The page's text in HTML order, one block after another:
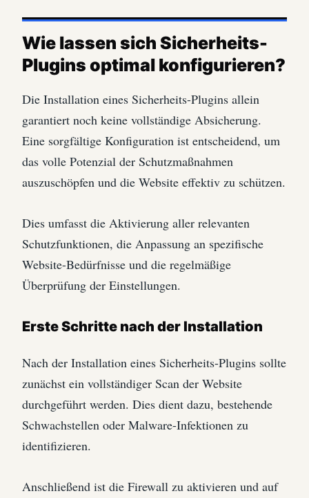
Wie lassen sich Sicherheits-
Plugins optimal konfigurieren?
Die Installation eines Sicherheits-Plugins allein
garantiert noch keine vollständige Absicherung.
Eine sorgfältige Konfiguration ist entscheidend, um
das volle Potenzial der Schutzmaßnahmen
auszuschöpfen und die Website effektiv zu schützen.
Dies umfasst die Aktivierung aller relevanten
Schutzfunktionen, die Anpassung an spezifische
Website-Bedürfnisse und die regelmäßige
Überprüfung der Einstellungen.
Erste Schritte nach der Installation
Nach der Installation eines Sicherheits-Plugins sollte
zunächst ein vollständiger Scan der Website
durchgeführt werden. Dies dient dazu, bestehende
Schwachstellen oder Malware-Infektionen zu
identifizieren.
Anschließend ist die Firewall zu aktivieren und auf